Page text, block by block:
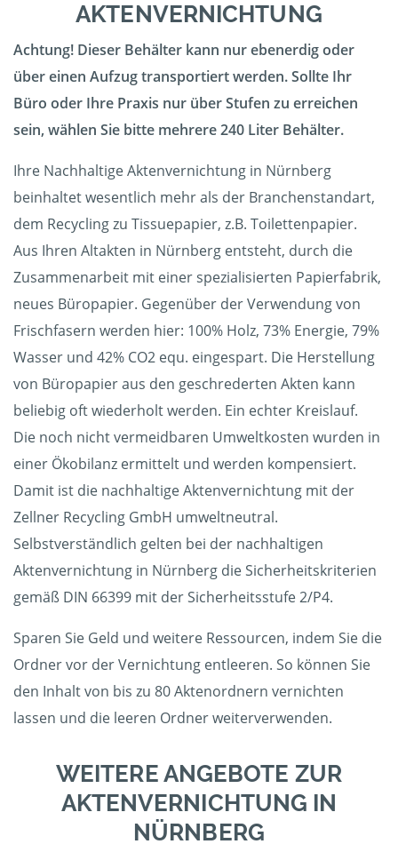
AKTENVERNICHTUNG
Achtung! Dieser Behälter kann nur ebenerdig oder
über einen Aufzug transportiert werden. Sollte Ihr
Büro oder Ihre Praxis nur über Stufen zu erreichen
sein, wählen Sie bitte mehrere 240 Liter Behälter.
Ihre Nachhaltige Aktenvernichtung in Nürnberg
beinhaltet wesentlich mehr als der Branchenstandart,
dem Recycling zu Tissuepapier, z.B. Toilettenpapier.
Aus Ihren Altakten in Nürnberg entsteht, durch die
Zusammenarbeit mit einer spezialisierten Papierfabrik,
neues Büropapier. Gegenüber der Verwendung von
Frischfasern werden hier: 100% Holz, 73% Energie, 79%
Wasser und 42% CO2 equ. eingespart. Die Herstellung
von Büropapier aus den geschrederten Akten kann
beliebig oft wiederholt werden. Ein echter Kreislauf.
Die noch nicht vermeidbaren Umweltkosten wurden in
einer Ökobilanz ermittelt und werden kompensiert.
Damit ist die nachhaltige Aktenvernichtung mit der
Zellner Recycling GmbH umweltneutral.
Selbstverständlich gelten bei der nachhaltigen
Aktenvernichtung in Nürnberg die Sicherheitskriterien
gemäß DIN 66399 mit der Sicherheitsstufe 2/P4.
Sparen Sie Geld und weitere Ressourcen, indem Sie die
Ordner vor der Vernichtung entleeren. So können Sie
den Inhalt von bis zu 80 Aktenordnern vernichten
lassen und die leeren Ordner weiterverwenden.
WEITERE ANGEBOTE ZUR
AKTENVERNICHTUNG IN
NÜRNBERG